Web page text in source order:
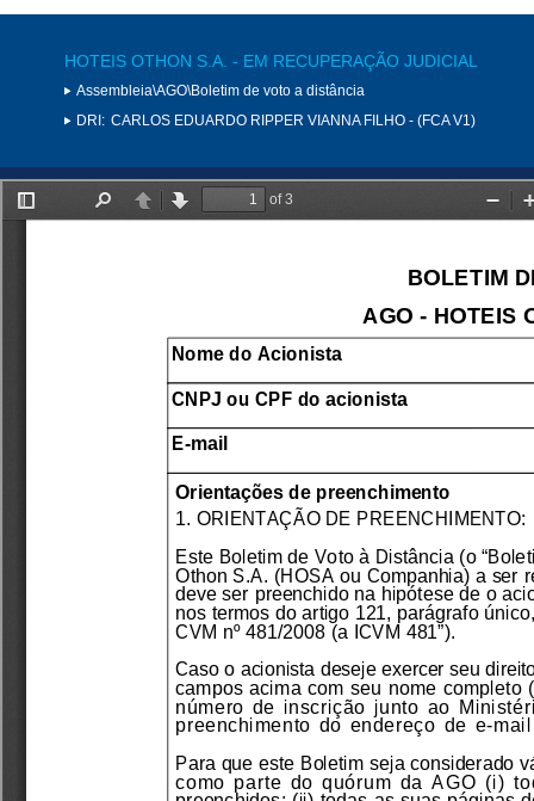
HOTEIS OTHON S.A. - EM RECUPERAÇÃO JUDICIAL
Assembleia\AGO\Boletim de voto a distância
DRI: CARLOS EDUARDO RIPPER VIANNA FILHO - (FCA V1)